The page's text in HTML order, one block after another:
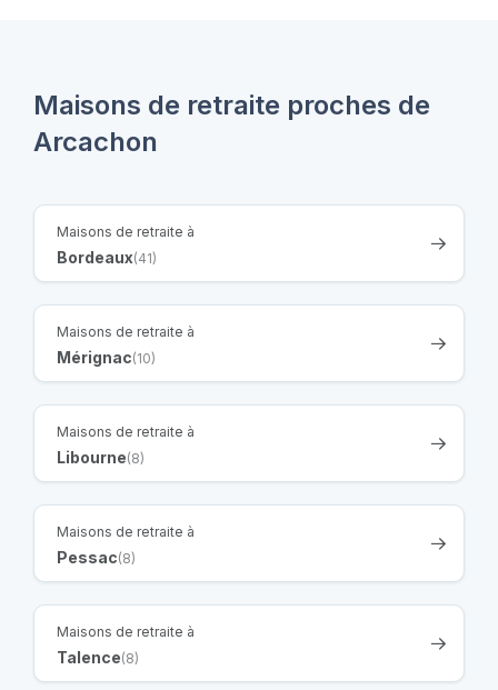
Maisons de retraite proches de
Arcachon
Maisons de retraite à
Bordeaux(41)
Maisons de retraite à
Mérignac(10)
Maisons de retraite à
Libourne(8)
Maisons de retraite à
Pessac(8)
Maisons de retraite à
Talence(8)